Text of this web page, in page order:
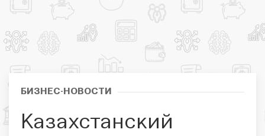
БИЗНЕС-НОВОСТИ
Казахстанский